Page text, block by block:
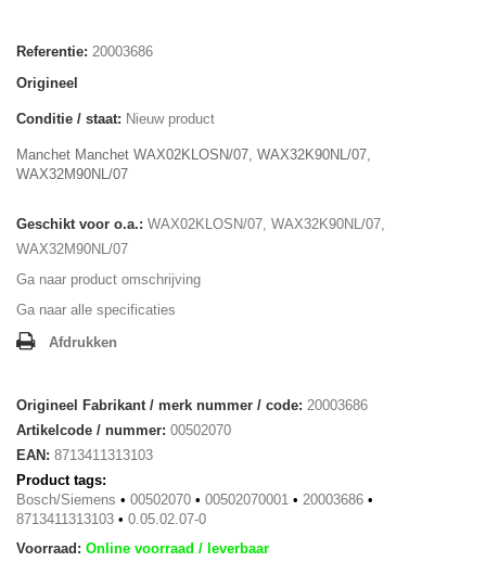
Referentie: 20003686
Origineel
Conditie / staat: Nieuw product
Manchet Manchet WAX02KLOSN/07, WAX32K90NL/07,
WAX32M90NL/07
Geschikt voor o.a.: WAX02KLOSN/07, WAX32K90NL/07,
WAX32M90NL/07
Ga naar product omschrijving
Ga naar alle specificaties
Afdrukken
Origineel Fabrikant / merk nummer / code: 20003686
Artikelcode / nummer: 00502070
EAN: 8713411313103
Product tags:
Bosch/Siemens • 00502070 • 00502070001 • 20003686 •
8713411313103 • 0.05.02.07-0
Voorraad: Online voorraad / leverbaar